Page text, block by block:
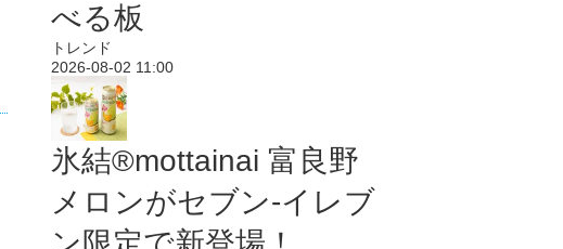
べる板
トレンド
2026-08-02 11:00
氷結®mottainai 富良野
メロンがセブン‐イレブ